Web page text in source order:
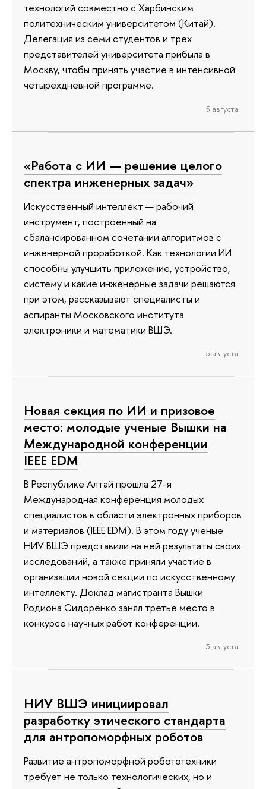
технологий совместно с Харбинским
политехническим университетом (Китай).
Делегация из семи студентов и трех
представителей университета прибыла в
Москву, чтобы принять участие в интенсивной
четырехдневной программе.
5 августа
«Работа с ИИ — решение целого
спектра инженерных задач»
Искусственный интеллект — рабочий
инструмент, построенный на
сбалансированном сочетании алгоритмов с
инженерной проработкой. Как технологии ИИ
способны улучшить приложение, устройство,
систему и какие инженерные задачи решаются
при этом, рассказывают специалисты и
аспиранты Московского института
электроники и математики ВШЭ.
5 августа
Новая секция по ИИ и призовое
место: молодые ученые Вышки на
Международной конференции
IEEE EDM
В Республике Алтай прошла 27-я
Международная конференция молодых
специалистов в области электронных приборов
и материалов (IEEE EDM). В этом году ученые
НИУ ВШЭ представили на ней результаты своих
исследований, а также приняли участие в
организации новой секции по искусственному
интеллекту. Доклад магистранта Вышки
Родиона Сидоренко занял третье место в
конкурсе научных работ конференции.
3 августа
НИУ ВШЭ инициировал
разработку этического стандарта
для антропоморфных роботов
Развитие антропоморфной робототехники
требует не только технологических, но и